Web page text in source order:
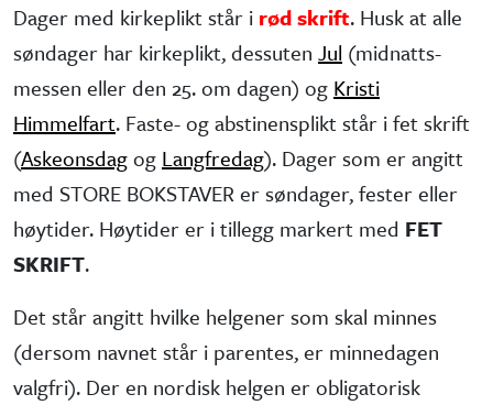
Dager med kirkeplikt står i rød skrift. Husk at alle
søndager har kirke­plikt, dessuten Jul (midnatts­
messen eller den 25. om dagen) og Kristi
Himmelfart. Faste- og abstinens­plikt står i fet skrift
(Askeonsdagog Langfredag). Dager som er angitt
med STORE BOKSTAVER er søndager, fester eller
høytider. Høytider er i tillegg markert med FET
SKRIFT.
Det står angitt hvilke helgener som skal minnes
(dersom navnet står i parentes, er minne­dagen
valgfri). Der en nordisk helgen er obliga­torisk